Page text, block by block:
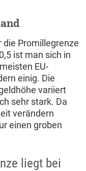
die Promillegrenze
ist man sich in
EU-
einig. Die
variiert
sehr stark. Da
verändern
einen groben
liegt bei